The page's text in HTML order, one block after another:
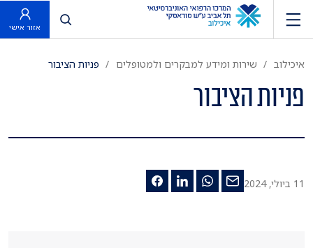
פתח חיפוש
אזור אישי
איכילוב שירות ומידע למבקרים ולמטופלים פניות הציבור
פניות הציבור
11 ביולי, 2024